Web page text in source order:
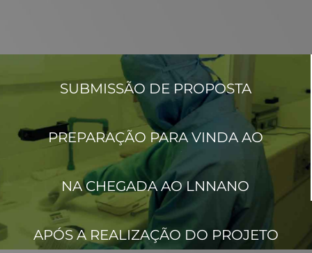
SUBMISSÃO DE PROPOSTA
PREPARAÇÃO PARA VINDA AO
LNNANO
NA CHEGADA AO LNNANO
APÓS A REALIZAÇÃO DO PROJETO